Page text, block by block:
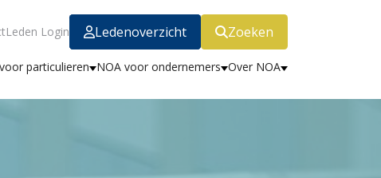
Leden Login Ledenoverzicht Zoeken
particulieren NOA voor ondernemers Over NOA